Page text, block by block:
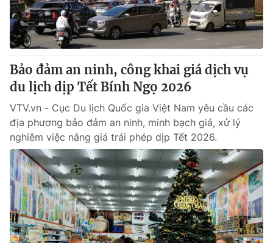
Bảo đảm an ninh, công khai giá dịch vụ
du lịch dịp Tết Bính Ngọ 2026
VTV.vn - Cục Du lịch Quốc gia Việt Nam yêu cầu các
địa phương bảo đảm an ninh, minh bạch giá, xử lý
nghiêm việc nâng giá trái phép dịp Tết 2026.